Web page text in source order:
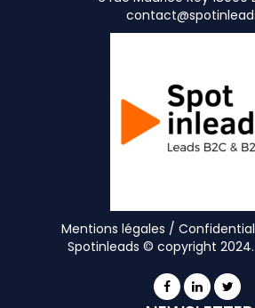
Mentions légales /
Spotinleads © copyright